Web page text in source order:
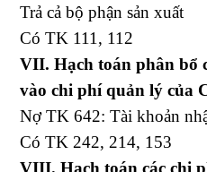
Trả cả bộ phận sản xuất
Có TK 111, 112
VII. Hạch toán phân bổ
vào chi phí quản lý của
Nợ TK 642: Tài khoản
Có TK 242, 214, 153
VIII. Hạch toán các chi